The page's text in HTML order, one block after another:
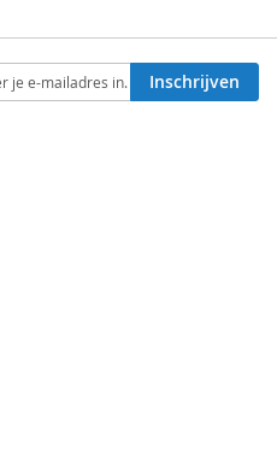
Inschrijven